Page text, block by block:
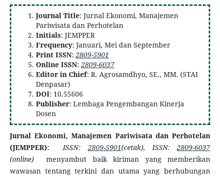
Journal Title: Jurnal Ekonomi, Manajemen
Pariwisata dan Perhotelan
Initials: JEMPPER
Frequency: Januari, Mei dan September
Print ISSN:2809-5901
Online ISSN:2809-6037
Editor in Chief: R. Agrosamdhyo, SE., MM. (STAI
Denpasar)
DOI: 10.55606
Publisher: Lembaga Pengembangan Kinerja
Dosen
Jurnal Ekonomi, Manajemen Pariwisata dan Perhotelan
(JEMPPER):ISSN:2809-5901(cetak), ISSN:2809-6037
(online) menyambut baik kiriman yang memberikan
wawasan tentang terkini dan utama yang berhubungan